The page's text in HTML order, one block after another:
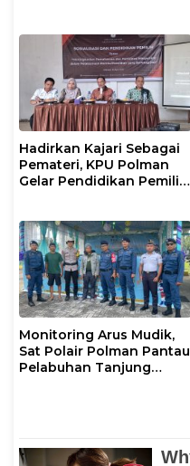
Hadirkan Kajari Sebagai
Pemateri, KPU Polman
Gelar Pendidikan Pemilih
Monitoring Arus Mudik,
Sat Polair Polman Pantau
Pelabuhan Tanjung